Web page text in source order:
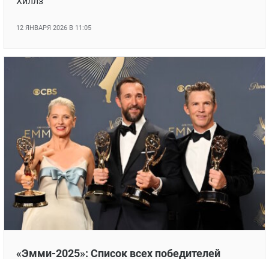
«Золотой глобус-2026»: На пьедестале
«Питт», «Киностудия» и «Переходный
возраст»
Церемония вручения премии прошла в Беверли-
Хиллз
12 ЯНВАРЯ 2026 В 11:05